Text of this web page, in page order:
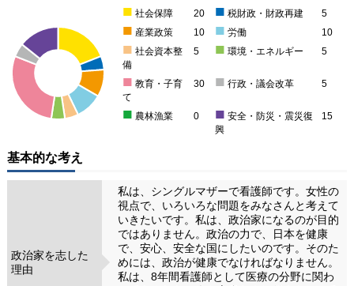
■ 社会保障 20 ■ 税財政・財政再建 5
■ 産業政策 10 ■ 労働 10
■ 社会資本整
備
5 ■ 環境・エネルギー 5
■ 教育・子育
て
30 ■ 行政・議会改革 5
■ 農林漁業 0 ■ 安全・防災・震災復
興
15
基本的な考え
政治家を志した
理由
私は、シングルマザーで看護師です。女性の
視点で、いろいろな問題をみなさんと考えて
いきたいです。私は、政治家になるのが目的
ではありません。政治の力で、日本を健康
で、安心、安全な国にしたいのです。そのた
めには、政治が健康でなければなりません。
私は、8年間看護師として医療の分野に関わ